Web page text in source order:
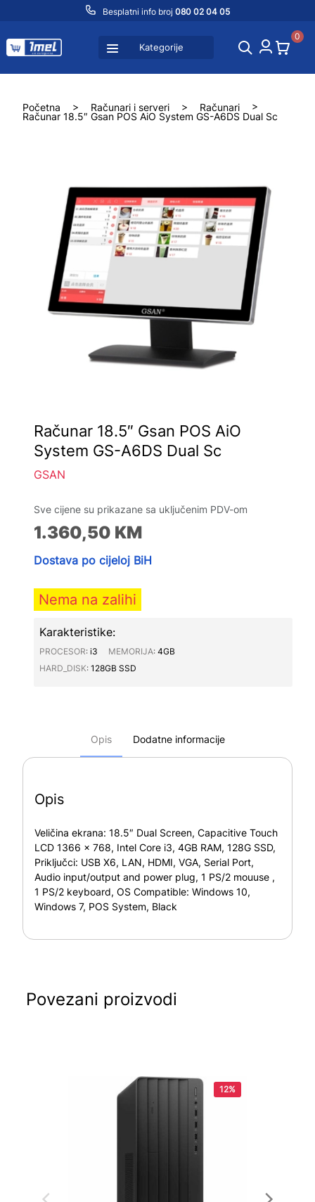
Besplatni info broj 080 02 04 05
Kategorije
0
Početna > Računari i serveri > Računari
>
Računar 18.5″ Gsan POS AiO System GS-A6DS Dual Sc
Računar 18.5″ Gsan POS AiO
System GS-A6DS Dual Sc
GSAN
Sve cijene su prikazane sa uključenim PDV-om
1.360,50 KM
Dostava po cijeloj BiH
Nema na zalihi
Karakteristike:
PROCESOR∶ i3 MEMORIJA∶ 4GB
HARD_DISK∶ 128GB SSD
Opis Dodatne informacije
Opis
Veličina ekrana: 18.5″ Dual Screen, Capacitive Touch
LCD 1366 x 768, Intel Core i3, 4GB RAM, 128G SSD,
Priključci: USB X6, LAN, HDMI, VGA, Serial Port,
Audio input/output and power plug, 1 PS/2 mouuse ,
1 PS/2 keyboard, OS Compatible: Windows 10,
Windows 7, POS System, Black
Povezani proizvodi
12%